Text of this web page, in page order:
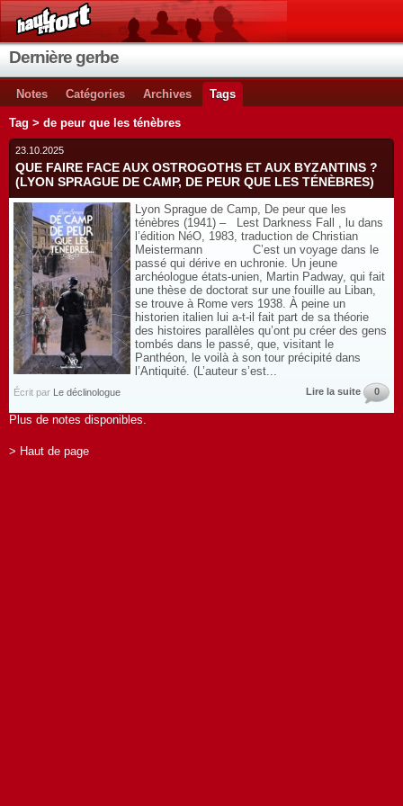
Dernière gerbe
Notes Catégories Archives Tags
Tag > de peur que les ténèbres
23.10.2025
QUE FAIRE FACE AUX OSTROGOTHS ET AUX BYZANTINS ?
(LYON SPRAGUE DE CAMP, DE PEUR QUE LES TÉNÈBRES)
Lyon Sprague de Camp, De peur que les
ténèbres (1941) – Lest Darkness Fall , lu dans
l’édition NéO, 1983, traduction de Christian
Meistermann C’est un voyage dans le
passé qui dérive en uchronie. Un jeune
archéologue états-unien, Martin Padway, qui fait
une thèse de doctorat sur une fouille au Liban,
se trouve à Rome vers 1938. À peine un
historien italien lui a-t-il fait part de sa théorie
des histoires parallèles qu’ont pu créer des gens
tombés dans le passé, que, visitant le
Panthéon, le voilà à son tour précipité dans
l’Antiquité. (L’auteur s’est...
Écrit par Le déclinologue Lire la suite 0
Plus de notes disponibles.
> Haut de page